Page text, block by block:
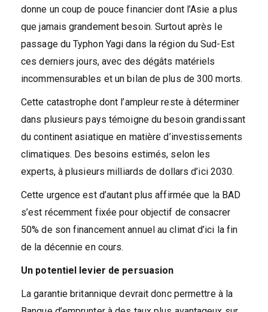
donne un coup de pouce financier dont l’Asie a plus
que jamais grandement besoin. Surtout après le
passage du Typhon Yagi dans la région du Sud-Est
ces derniers jours, avec des dégâts matériels
incommensurables et un bilan de plus de 300 morts.
Cette catastrophe dont l’ampleur reste à déterminer
dans plusieurs pays témoigne du besoin grandissant
du continent asiatique en matière d’investissements
climatiques. Des besoins estimés, selon les
experts, à plusieurs milliards de dollars d’ici 2030.
Cette urgence est d’autant plus affirmée que la BAD
s’est récemment fixée pour objectif de consacrer
50% de son financement annuel au climat d’ici la fin
de la décennie en cours.
Un potentiel levier de persuasion
La garantie britannique devrait donc permettre à la